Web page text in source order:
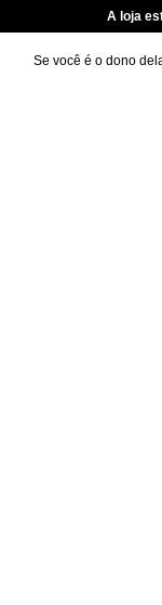
A loja
Se você é o dono